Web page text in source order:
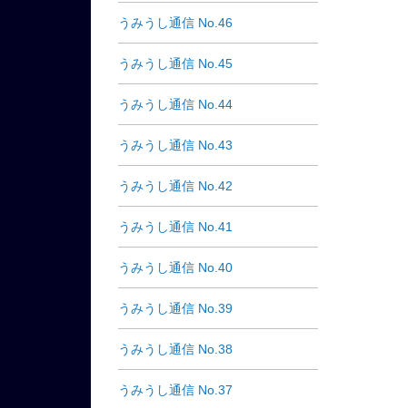
うみうし通信 No.46
うみうし通信 No.45
うみうし通信 No.44
うみうし通信 No.43
うみうし通信 No.42
うみうし通信 No.41
うみうし通信 No.40
うみうし通信 No.39
うみうし通信 No.38
うみうし通信 No.37